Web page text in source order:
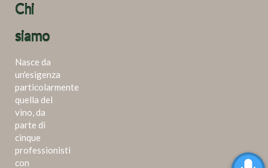
Chi
siamo
Nasce da
un'esigenza
particolarmente
quella del
vino, da
parte di
cinque
professionisti
con